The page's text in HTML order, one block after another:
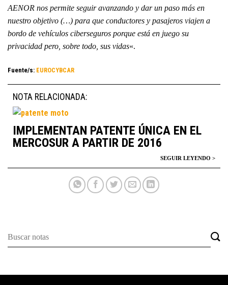
AENOR nos permite seguir avanzando y dar un paso más en
nuestro objetivo (…) para que conductores y pasajeros viajen a
bordo de vehículos ciberseguros porque está en juego su
privacidad pero, sobre todo, sus vidas«.
Fuente/s: EUROCYBCAR
NOTA RELACIONADA:
IMPLEMENTAN PATENTE ÚNICA EN EL
MERCOSUR A PARTIR DE 2016